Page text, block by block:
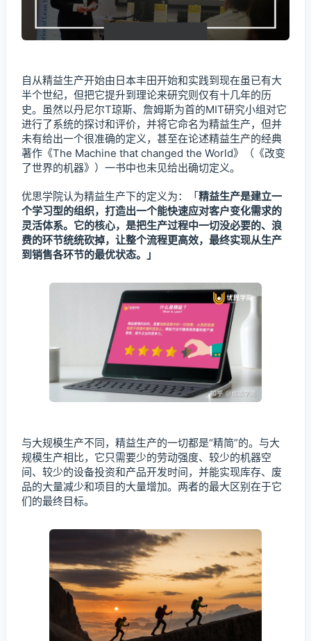
自从精益生产开始由日本丰田开始和实践到现在虽已有大
半个世纪，但把它提升到理论来研究则仅有十几年的历
史。虽然以丹尼尔T琼斯、詹姆斯为首的MIT研究小组对它
进行了系统的探讨和评价，并将它命名为精益生产，但并
未有给出一个很准确的定义，甚至在论述精益生产的经典
著作《The Machine that changed the World》（《改变
了世界的机器》）一书中也未见给出确切定义。
优思学院认为精益生产下的定义为：「精益生产是建立一
个学习型的组织，打造出一个能快速应对客户变化需求的
灵活体系。它的核心，是把生产过程中一切没必要的、浪
费的环节统统砍掉，让整个流程更高效，最终实现从生产
到销售各环节的最优状态。」
与大规模生产不同，精益生产的一切都是“精简”的。与大
规模生产相比，它只需要少的劳动强度、较少的机器空
间、较少的设备投资和产品开发时间，并能实现库存、废
品的大量减少和项目的大量增加。两者的最大区别在于它
们的最终目标。